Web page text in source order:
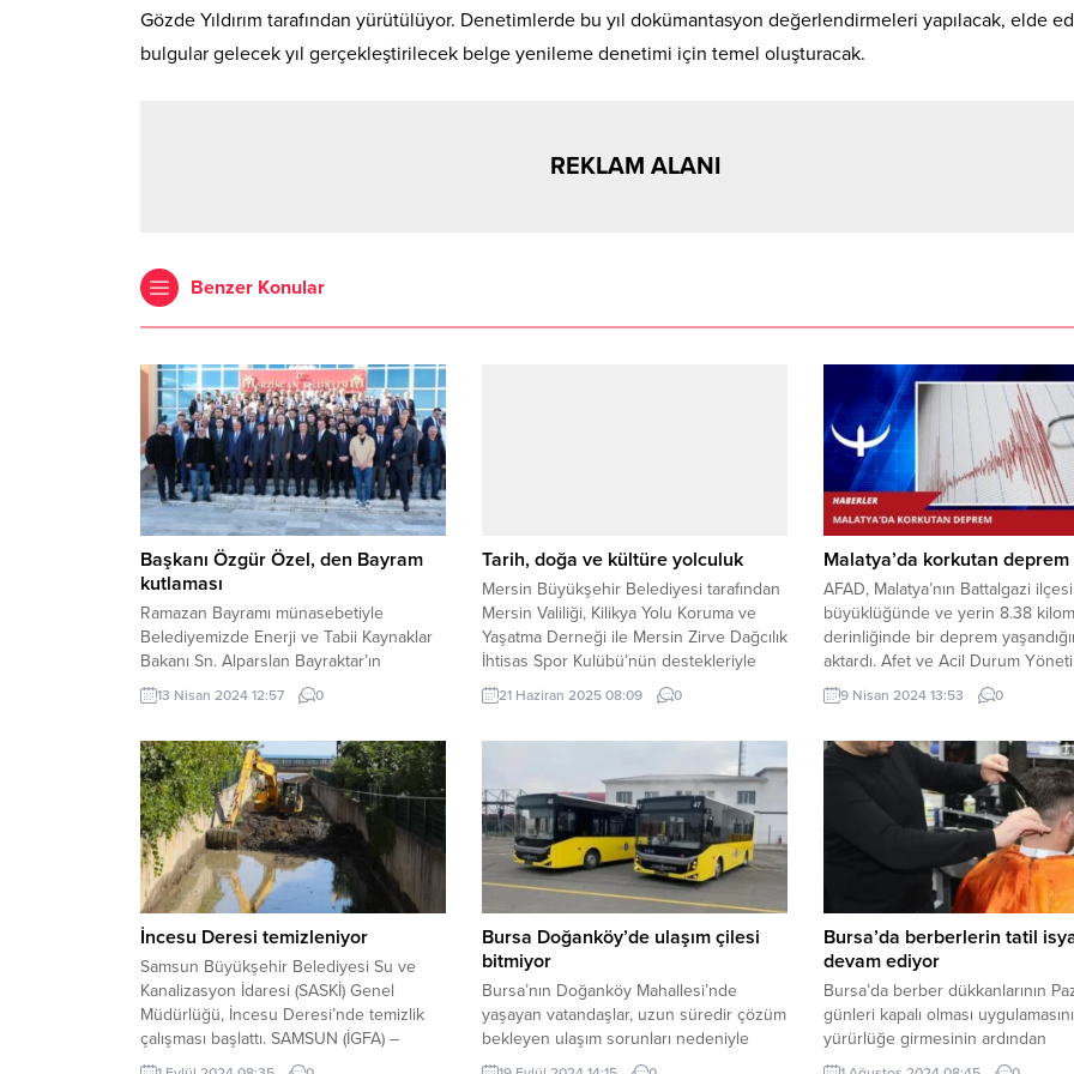
Gözde Yıldırım tarafından yürütülüyor. Denetimlerde bu yıl dokümantasyon değerlendirmeleri yapılacak, elde
bulgular gelecek yıl gerçekleştirilecek belge yenileme denetimi için temel oluşturacak.
REKLAM ALANI
Benzer Konular
Başkanı Özgür Özel, den Bayram
kutlaması
Ramazan Bayramı münasebetiyle
Belediyemizde Enerji ve Tabii Kaynaklar
Bakanı Sn. Alparslan Bayraktar’ın
katılımlarıyla geleneksel bayramlaşma
programı düzenlendi. Gerçekleştirilen
Kaynaklar Bakanı Sn. Alparslan Bayraktar,
Erzincan Valisi Sn. Hamza Aydoğdu, 3.
Ordu Komutanı Korgeneral Sn. Veli
Tarakcı, Kültür ve Turizm Bakan
Yardımcısı Sn. Batuhan Mumcu, AK Parti...
13 Nisan 2024 12:57 0
Tarih, doğa ve kültüre yolculuk
Mersin Büyükşehir Belediyesi tarafından
Mersin Valiliği, Kilikya Yolu Koruma ve
Yaşatma Derneği ile Mersin Zirve Dağcılık
İhtisas Spor Kulübü’nün destekleriyle
hayata geçirilen Tarihi Kilikya Yolu Projesi,
doğa tutkunlarını ve tarih meraklılarını
buluşturmaya devam ediyor. Gençlik ve
Spor Hizmetleri Dairesi tarafından ‘Tarihe,
Doğaya, Kültüre Yürüyelim Arkadaşlar!’
sloganıyla düzenlenen...
21 Haziran 2025 08:09 0
Malatya’da korkutan deprem
AFAD, Malatya’nın Battalgazi
büyüklüğünde ve yerin 8.38
derinliğinde bir deprem
aktardı. Afet ve Acil Durum
Başkanlığı (AFAD) Deprem
14.13 sıralarında 3.9
Depremin
yerin 8.38 kilometre derinliğinde
yaşandığı kaydedildi.
9 Nisan 2024 13:53 0
İncesu Deresi temizleniyor
Samsun Büyükşehir Belediyesi Su ve
Kanalizasyon İdaresi (SASKİ) Genel
Müdürlüğü, İncesu Deresi’nde temizlik
çalışması başlattı. SAMSUN (İGFA) –
Debisi yağmur sularının taşıdığı
Bursa Doğanköy’de ulaşım çilesi
bitmiyor
Bursa’nın Doğanköy Mahallesi’nde
yaşayan vatandaşlar, uzun süredir çözüm
bekleyen ulaşım sorunları nedeniyle
mağduriyet yaşamaya devam ediyor.
Bursa’da berberlerin tatil
devam ediyor
Bursa’da berber dükkanlarının
günleri kapalı olması
yürürlüğe girmesinin ardından
berberlerin tatil isyanı şiddetlendi.